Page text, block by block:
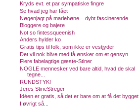
Kryds evt. et par sympatiske fingre
Se hvad jeg har fået
Nøgenjagt på mariehøne = dybt fascinerende
Bloggere og bajere
Not so fintessqueenish
Anders hylder ko
Gratis tips til folk, som ikke er vestjyder
Det vil nok blive med få ønsker om et gensyn
Flere fabelagtige gæste-Stiner
NOGLE mennesker ved bare altid, hvad de skal
tegne...
RUNDSTYK!
Jeres StineStreger
Idéen er gratis, så det er bare om at få det bygget
I øvrigt så...